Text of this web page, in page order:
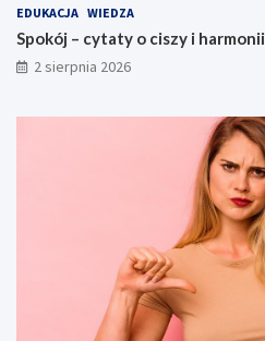
EDUKACJA WIEDZA
Spokój – cytaty o ciszy i harmonii
2 sierpnia 2026